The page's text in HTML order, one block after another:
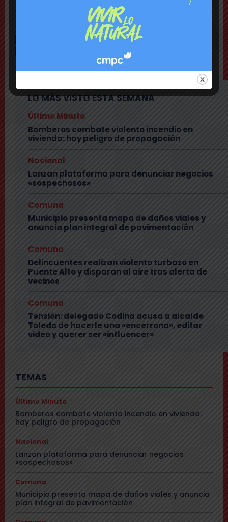
Fotos: RED Movilidad
ELECTROMOVILIDAD LOCOMOCIÓN COLECTIVA
LO MÁS VISTO ESTA SEMANA
Último Minuto
Bomberos combate violento incendio en
vivienda: hay peligro de propagación
Nacional
Lanzan plataforma para denunciar negocios
«sospechosos»
Comuna
Municipio presenta mapa de daños viales y
anuncia plan integral de pavimentación
Comuna
Delincuentes realizan violento turbazo en
Puente Alto y disparan al aire tras alerta de
vecinos
Comuna
Tensión: delegado Codina acusa a alcalde
Toledo de hacerle una «encerrona», editar
video y querer ser «influencer»
TEMAS
Último Minuto
Bomberos combate violento incendio en vivienda:
hay peligro de propagación
Nacional
Lanzan plataforma para denunciar negocios
«sospechosos»
Comuna
Municipio presenta mapa de daños viales y anuncia
plan integral de pavimentación